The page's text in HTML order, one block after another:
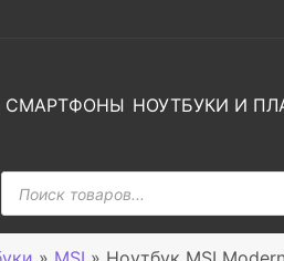
СМАРТФОНЫ НОУТБУКИ И
Поиск
товаров